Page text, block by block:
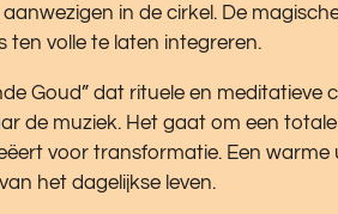
in de cirkel. De
ten volle te laten integreren.
Goud” dat rituele en meditatieve
de muziek. Het gaat om een
voor transformatie. Een
het dagelijkse leven.